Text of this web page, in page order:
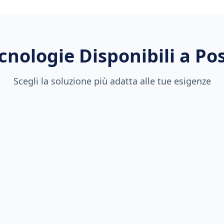
Disponibili a
Scegli la soluzione più adatta alle tue esigenze